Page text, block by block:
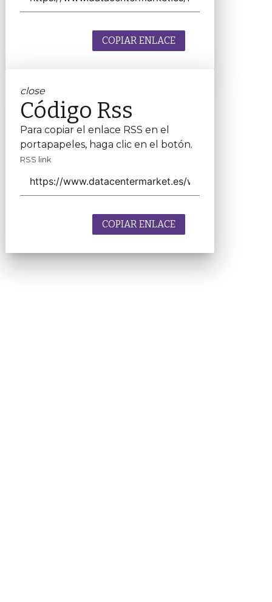
COPIAR ENLACE
close
Código Rss
Para copiar el enlace RSS en el
portapapeles, haga clic en el botón.
RSS link
COPIAR ENLACE